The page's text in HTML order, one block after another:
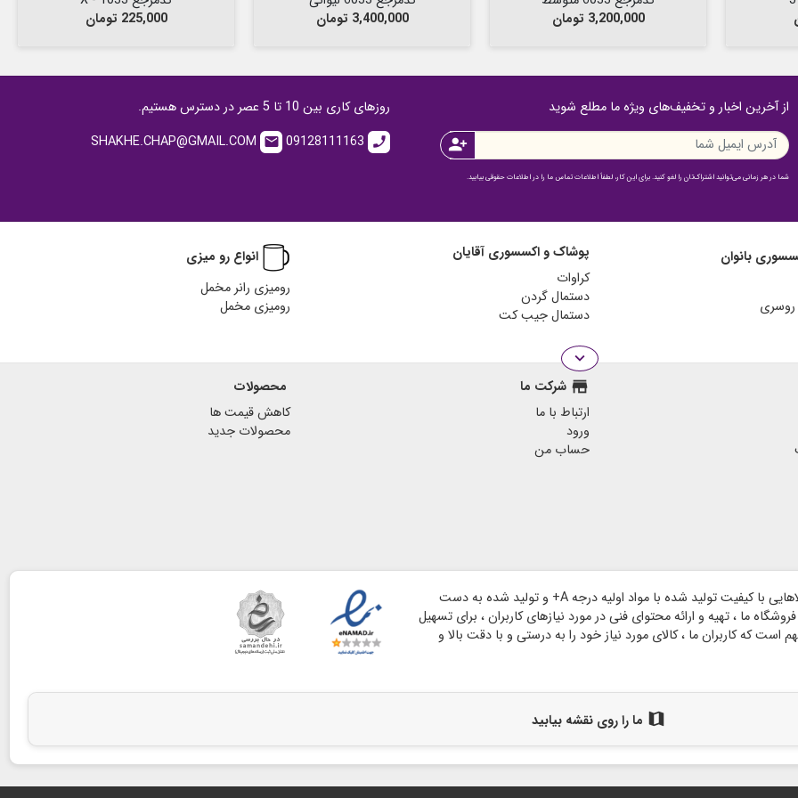
قیمت
3,200,000 تومان
قیمت
3,400,000 تومان
قیمت
225,000 تومان
از آخرین اخبار و تخفیف‌های ویژه ما مطلع شوید
person_add
شما در هر زمانی می‌توانید اشتراک‌تان را لغو کنید. برای این کار، لطفاً اطلاعات تماس ما را در اطلاعات حقوقی بیابید.
روزهای کاری بین 10 تا 5 عصر در دسترس هستیم.
call
09128111163
email
بانوان
پوشاک و اکسسوری آقایان
کراوات
دستمال گردن
دستمال جیب کت
انواع رو میزی
رومیزی رانر مخمل
رومیزی مخمل
expand_more
store شرکت ما
ارتباط با ما
ورود
حساب من
محصولات
کاهش قیمت ها
محصولات جدید
وبسایت گروه هنری شاخه بر پایه اعتماد مشتریان گرامی و با هدف ارائه کالاهایی با کیفیت تولید شده با مواد اولیه درجه A+ و تولید شده به دست
ما ، تهیه و ارائه محتوای فنی در مورد نیازهای کاربران ، برای تسهیل
که کاربران ما ، کالای مورد نیاز خود را به درستی و با دقت بالا و
map ما را روی نقشه بیابید